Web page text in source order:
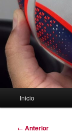
Inicio
Navegación
← Anterior